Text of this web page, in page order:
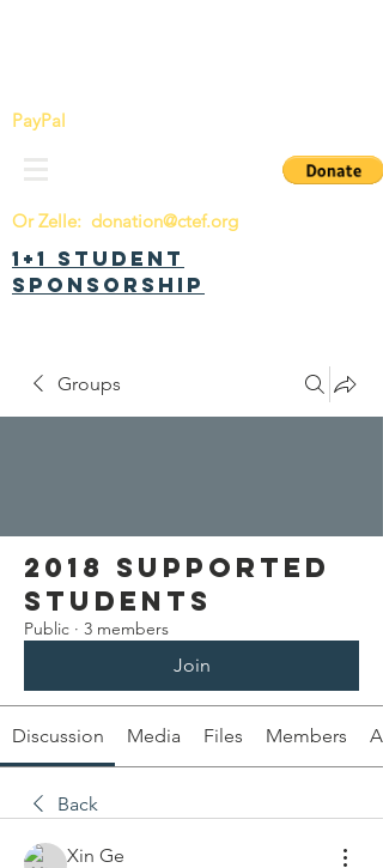
PayPal
Or Zelle: donation@ctef.org
1+1 Student
Sponsorship
Groups
2018 Supported
Students
Public · 3 members
Join
Discussion Media Files Members
Back
Xin Ge